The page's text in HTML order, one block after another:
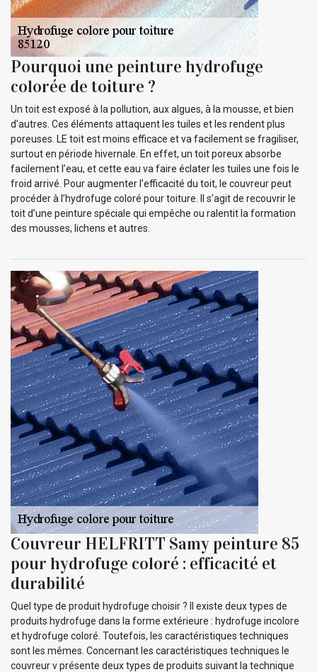
Pourquoi une peinture hydrofuge
colorée de toiture ?
Un toit est exposé à la pollution, aux algues, à la mousse, et bien
d’autres. Ces éléments attaquent les tuiles et les rendent plus
poreuses. LE toit est moins efficace et va facilement se fragiliser,
surtout en période hivernale. En effet, un toit poreux absorbe
facilement l’eau, et cette eau va faire éclater les tuiles une fois le
froid arrivé. Pour augmenter l’efficacité du toit, le couvreur peut
procéder à l’hydrofuge coloré pour toiture. Il s’agit de recouvrir le
toit d’une peinture spéciale qui empêche ou ralentit la formation
des mousses, lichens et autres.
Couvreur HELFRITT Samy peinture 85
pour hydrofuge coloré : efficacité et
durabilité
Quel type de produit hydrofuge choisir ? Il existe deux types de
produits hydrofuge dans la forme extérieure : hydrofuge incolore
et hydrofuge coloré. Toutefois, les caractéristiques techniques
sont les mêmes. Concernant les caractéristiques techniques le
couvreur v présente deux types de produits suivant la technique